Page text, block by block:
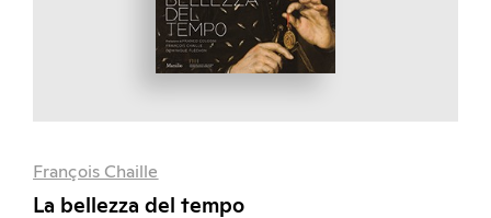
François Chaille
La bellezza del tempo